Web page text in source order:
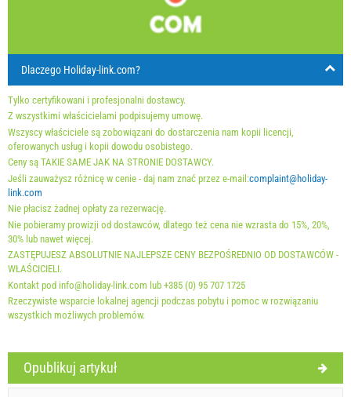
Każdego dnia
Cena wyświetlana jest dla określonej liczby osób
Oferty:
Holiday-Link płaci: 20 wrz 2025 - 31 gru 2026 / - 10 %
First minute 22 lut 2026 - 31 gru 2027 / - 10 %
Obowiązkowe:Rejestracja gościa (01.07. - 31.08): 10 EUR
(once - według _person), Rejestracja gościa (01.01 - 30.06.
/ 01.09. - 31.12.): 5 EUR (once - według _person)
26 27 28
Zarezerwuj i czekaj na potwierdzenie
Dlaczego Holiday-link.com?
Tylko certyfikowani i profesjonalni dostawcy.
Z wszystkimi właścicielami podpisujemy umowę.
Wszyscy właściciele są zobowiązani do dostarczenia nam kopii licencji,
oferowanych usług i kopii dowodu osobistego.
Ceny są TAKIE SAME JAK NA STRONIE DOSTAWCY.
Jeśli zauważysz różnicę w cenie - daj nam znać przez e-mail:complaint@holiday-
link.com
Nie płacisz żadnej opłaty za rezerwację.
Nie pobieramy prowizji od dostawców, dlatego też cena nie wzrasta do 15%, 20%,
30% lub nawet więcej.
ZASTĘPUJESZ ABSOLUTNIE NAJLEPSZE CENY BEZPOŚREDNIO OD DOSTAWCÓW -
WŁAŚCICIELI.
Kontakt pod info@holiday-link.com lub +385 (0) 95 707 1725
Rzeczywiste wsparcie lokalnej agencji podczas pobytu i pomoc w rozwiązaniu
wszystkich możliwych problemów.
Opublikuj artykuł